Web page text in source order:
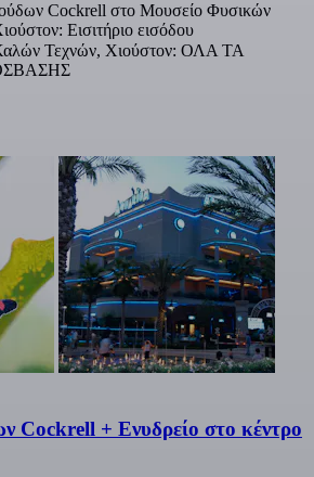
Cockrell στο Μουσείο Φυσικών
Εισιτήριο εισόδου
Τεχνών, Χιούστον: ΟΛΑ ΤΑ
Cockrell + Ενυδρείο στο κέντρο